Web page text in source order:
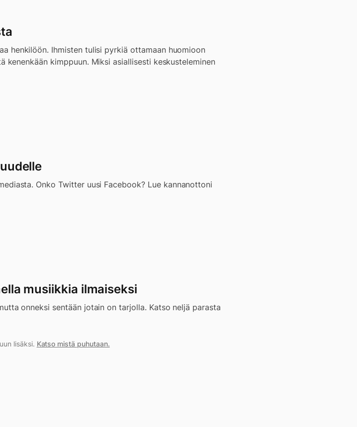
henkilöön. Ihmisten tulisi pyrkiä ottamaan huomioon
kimppuun. Miksi asiallisesti keskusteleminen
Onko Twitter uusi Facebook? Lue kannanottoni
musiikkia ilmaiseksi
onneksi sentään jotain on tarjolla. Katso neljä parasta
lisäksi. Katso mistä puhutaan.